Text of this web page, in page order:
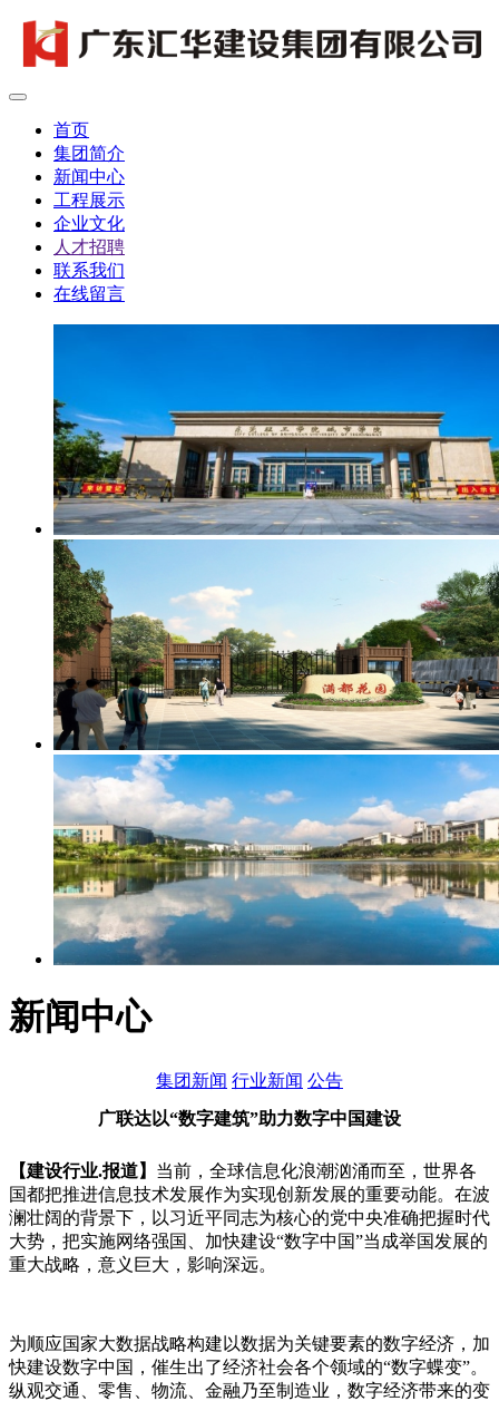
首页
集团简介
新闻中心
工程展示
企业文化
人才招聘
联系我们
在线留言
新闻中心
集团新闻 行业新闻 公告
广联达以“数字建筑”助力数字中国建设
【建设行业.报道】 当前，全球信息化浪潮汹涌而至，世界各
国都把推进信息技术发展作为实现创新发展的重要动能。在波
澜壮阔的背景下，以习近平同志为核心的党中央准确把握时代
大势，把实施网络强国、加快建设“数字中国”当成举国发展的
重大战略，意义巨大，影响深远。
为顺应国家大数据战略构建以数据为关键要素的数字经济，加
快建设数字中国，催生出了经济社会各个领域的“数字蝶变”。
纵观交通、零售、物流、金融乃至制造业，数字经济带来的变